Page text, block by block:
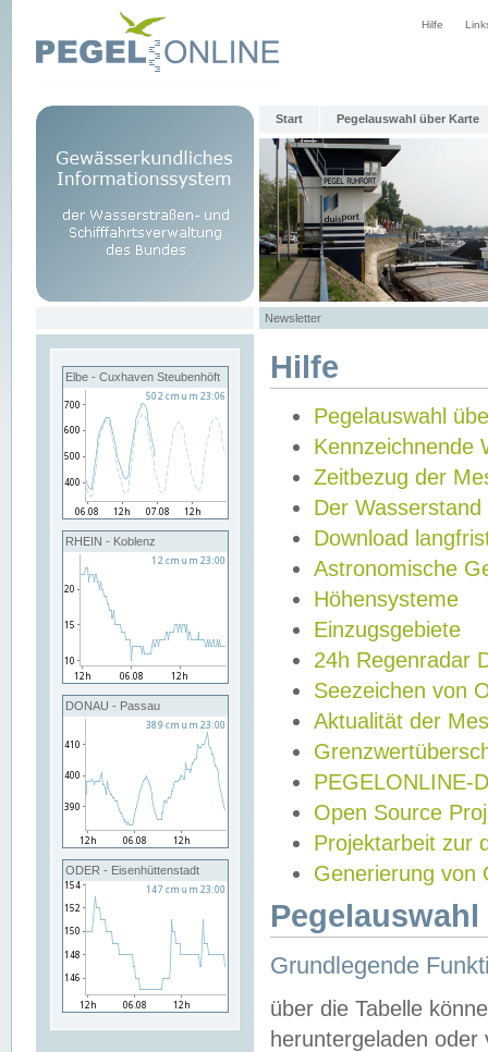
Hilfe
Start Pegelauswahl über Karte
Newsletter
Elbe - Cuxhaven Steubenhöft
RHEIN - Koblenz
DONAU - Passau
ODER - Eisenhüttenstadt
Hilfe
Pegelauswahl
Kennzeichnende
Zeitbezug der
Der Wasserstand
Download
Astronomische
Höhensysteme
Einzugsgebiete
24h Regenradar
Seezeichen von
Aktualität der
PEGELONLINE-
Open Source
Projektarbeit zur
Generierung von
Grundlegende
über die Tabelle
heruntergeladen oder